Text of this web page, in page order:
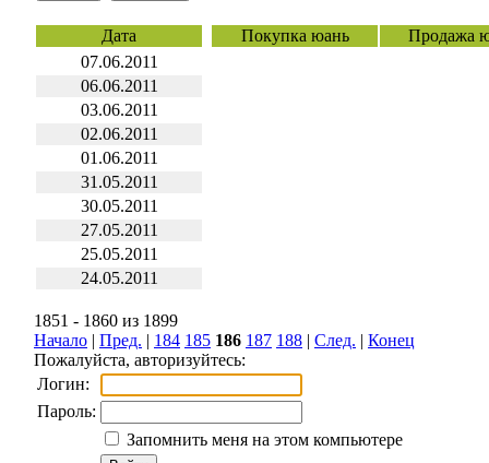
Дата Покупка юань
Продажа
07.06.2011
06.06.2011
03.06.2011
02.06.2011
01.06.2011
31.05.2011
30.05.2011
27.05.2011
25.05.2011
24.05.2011
1851 - 1860 из 1899
Начало | Пред. | 184 185 186 187 188 | След. | Конец
Пожалуйста, авторизуйтесь:
Логин:
Пароль:
Запомнить меня на этом компьютере